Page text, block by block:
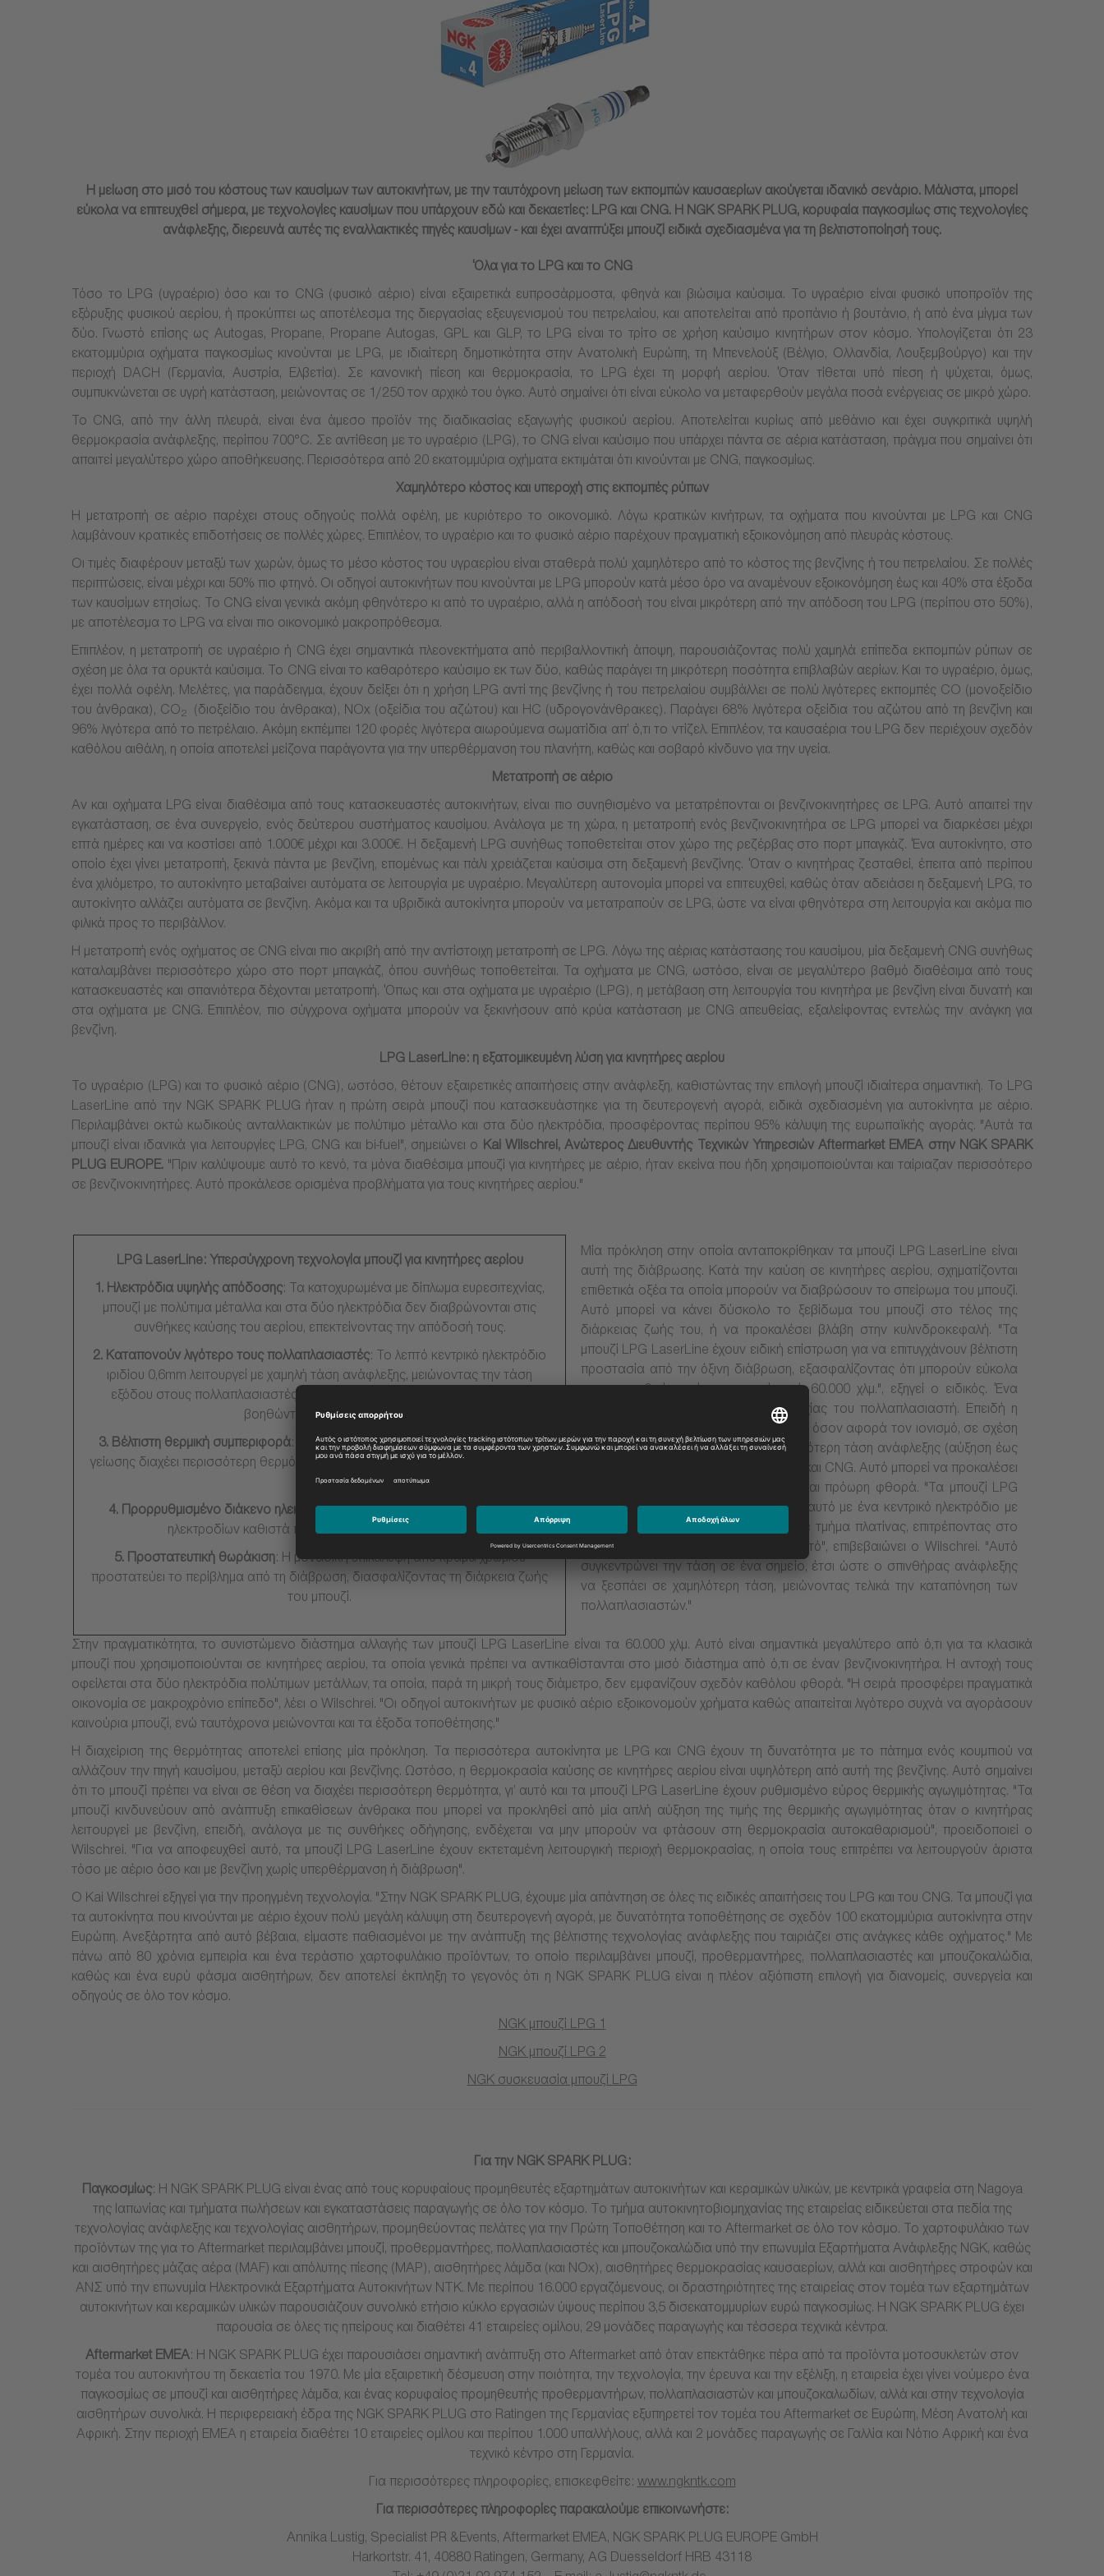
Η μείωση στο μισό του κόστους των καυσίμων των αυτοκινήτων, με την ταυτόχρονη μείωση των εκπομπών καυσαερίων ακούγεται ιδανικό σενάριο. Μάλιστα, μπορεί
εύκολα να επιτευχθεί σήμερα, με τεχνολογίες καυσίμων που υπάρχουν εδώ και δεκαετίες: LPG και CNG. H NGK SPARK PLUG, κορυφαία παγκοσμίως στις τεχνολογίες
ανάφλεξης, διερευνά αυτές τις εναλλακτικές πηγές καυσίμων - και έχει αναπτύξει μπουζί ειδικά σχεδιασμένα για τη βελτιστοποίησή τους.
Όλα για το LPG και το CNG
Τόσο το LPG (υγραέριο) όσο και το CNG (φυσικό αέριο) είναι εξαιρετικά ευπροσάρμοστα, φθηνά και βιώσιμα καύσιμα. Το υγραέριο είναι φυσικό υποπροϊόν της
εξόρυξης φυσικού αερίου, ή προκύπτει ως αποτέλεσμα της διεργασίας εξευγενισμού του πετρελαίου, και αποτελείται από προπάνιο ή βουτάνιο, ή από ένα μίγμα των
δύο. Γνωστό επίσης ως Autogas, Propane, Propane Autogas, GPL και GLP, το LPG είναι το τρίτο σε χρήση καύσιμο κινητήρων στον κόσμο. Υπολογίζεται ότι 23
εκατομμύρια οχήματα παγκοσμίως κινούνται με LPG, με ιδιαίτερη δημοτικότητα στην Ανατολική Ευρώπη, τη Μπενελούξ (Βέλγιο, Ολλανδία, Λουξεμβούργο) και την
περιοχή DACH (Γερμανία, Αυστρία, Ελβετία). Σε κανονική πίεση και θερμοκρασία, το LPG έχει τη μορφή αερίου. Όταν τίθεται υπό πίεση ή ψύχεται, όμως,
συμπυκνώνεται σε υγρή κατάσταση, μειώνοντας σε 1/250 τον αρχικό του όγκο. Αυτό σημαίνει ότι είναι εύκολο να μεταφερθούν μεγάλα ποσά ενέργειας σε μικρό χώρο.
Το CNG, από την άλλη πλευρά, είναι ένα άμεσο προϊόν της διαδικασίας εξαγωγής φυσικού αερίου. Αποτελείται κυρίως από μεθάνιο και έχει συγκριτικά υψηλή
θερμοκρασία ανάφλεξης, περίπου 700°C. Σε αντίθεση με το υγραέριο (LPG), το CNG είναι καύσιμο που υπάρχει πάντα σε αέρια κατάσταση, πράγμα που σημαίνει ότι
απαιτεί μεγαλύτερο χώρο αποθήκευσης. Περισσότερα από 20 εκατομμύρια οχήματα εκτιμάται ότι κινούνται με CNG, παγκοσμίως.
Χαμηλότερο κόστος και υπεροχή στις εκπομπές ρύπων
Η μετατροπή σε αέριο παρέχει στους οδηγούς πολλά οφέλη, με κυριότερο το οικονομικό. Λόγω κρατικών κινήτρων, τα οχήματα που κινούνται με LPG και CNG
λαμβάνουν κρατικές επιδοτήσεις σε πολλές χώρες. Επιπλέον, το υγραέριο και το φυσικό αέριο παρέχουν πραγματική εξοικονόμηση από πλευράς κόστους.
Οι τιμές διαφέρουν μεταξύ των χωρών, όμως το μέσο κόστος του υγραερίου είναι σταθερά πολύ χαμηλότερο από το κόστος της βενζίνης ή του πετρελαίου. Σε πολλές
περιπτώσεις, είναι μέχρι και 50% πιο φτηνό. Οι οδηγοί αυτοκινήτων που κινούνται με LPG μπορούν κατά μέσο όρο να αναμένουν εξοικονόμηση έως και 40% στα έξοδα
των καυσίμων ετησίως. Το CNG είναι γενικά ακόμη φθηνότερο κι από το υγραέριο, αλλά η απόδοσή του είναι μικρότερη από την απόδοση του LPG (περίπου στο 50%),
με αποτέλεσμα το LPG να είναι πιο οικονομικό μακροπρόθεσμα.
Επιπλέον, η μετατροπή σε υγραέριο ή CNG έχει σημαντικά πλεονεκτήματα από περιβαλλοντική άποψη, παρουσιάζοντας πολύ χαμηλά επίπεδα εκπομπών ρύπων σε
σχέση με όλα τα ορυκτά καύσιμα. Το CNG είναι το καθαρότερο καύσιμο εκ των δύο, καθώς παράγει τη μικρότερη ποσότητα επιβλαβών αερίων. Και το υγραέριο, όμως,
έχει πολλά οφέλη. Μελέτες, για παράδειγμα, έχουν δείξει ότι η χρήση LPG αντί της βενζίνης ή του πετρελαίου συμβάλλει σε πολύ λιγότερες εκπομπές CO (μονοξείδιο
του άνθρακα), CO2
(διοξείδιο του άνθρακα), NOx (οξείδια του αζώτου) και HC (υδρογονάνθρακες). Παράγει 68% λιγότερα οξείδια του αζώτου από τη βενζίνη και
96% λιγότερα από το πετρέλαιο. Ακόμη εκπέμπει 120 φορές λιγότερα αιωρούμενα σωματίδια απ’ ό,τι το ντίζελ. Επιπλέον, τα καυσαέρια του LPG δεν περιέχουν σχεδόν
καθόλου αιθάλη, η οποία αποτελεί μείζονα παράγοντα για την υπερθέρμανση του πλανήτη, καθώς και σοβαρό κίνδυνο για την υγεία.
Μετατροπή σε αέριο
Αν και οχήματα LPG είναι διαθέσιμα από τους κατασκευαστές αυτοκινήτων, είναι πιο συνηθισμένο να μετατρέπονται οι βενζινοκινητήρες σε LPG. Αυτό απαιτεί την
εγκατάσταση, σε ένα συνεργείο, ενός δεύτερου συστήματος καυσίμου. Ανάλογα με τη χώρα, η μετατροπή ενός βενζινοκινητήρα σε LPG μπορεί να διαρκέσει μέχρι
επτά ημέρες και να κοστίσει από 1.000€ μέχρι και 3.000€. Η δεξαμενή LPG συνήθως τοποθετείται στον χώρο της ρεζέρβας στο πορτ μπαγκάζ. Ένα αυτοκίνητο, στο
οποίο έχει γίνει μετατροπή, ξεκινά πάντα με βενζίνη, επομένως και πάλι χρειάζεται καύσιμα στη δεξαμενή βενζίνης. Όταν ο κινητήρας ζεσταθεί, έπειτα από περίπου
ένα χιλιόμετρο, το αυτοκίνητο μεταβαίνει αυτόματα σε λειτουργία με υγραέριο. Μεγαλύτερη αυτονομία μπορεί να επιτευχθεί, καθώς όταν αδειάσει η δεξαμενή LPG, το
αυτοκίνητο αλλάζει αυτόματα σε βενζίνη. Ακόμα και τα υβριδικά αυτοκίνητα μπορούν να μετατραπούν σε LPG, ώστε να είναι φθηνότερα στη λειτουργία και ακόμα πιο
φιλικά προς το περιβάλλον.
Η μετατροπή ενός οχήματος σε CNG είναι πιο ακριβή από την αντίστοιχη μετατροπή σε LPG. Λόγω της αέριας κατάστασης του καυσίμου, μία δεξαμενή CNG συνήθως
καταλαμβάνει περισσότερο χώρο στο πορτ μπαγκάζ, όπου συνήθως τοποθετείται. Τα οχήματα με CNG, ωστόσο, είναι σε μεγαλύτερο βαθμό διαθέσιμα από τους
κατασκευαστές και σπανιότερα δέχονται μετατροπή. Όπως και στα οχήματα με υγραέριο (LPG), η μετάβαση στη λειτουργία του κινητήρα με βενζίνη είναι δυνατή και
στα οχήματα με CNG. Επιπλέον, πιο σύγχρονα οχήματα μπορούν να ξεκινήσουν από κρύα κατάσταση με CNG απευθείας, εξαλείφοντας εντελώς την ανάγκη για
βενζίνη.
LPG LaserLine: η εξατομικευμένη λύση για κινητήρες αερίου
Το υγραέριο (LPG) και το φυσικό αέριο (CNG), ωστόσο, θέτουν εξαιρετικές απαιτήσεις στην ανάφλεξη, καθιστώντας την επιλογή μπουζί ιδιαίτερα σημαντική. Το LPG
LaserLine από την NGK SPARK PLUG ήταν η πρώτη σειρά μπουζί που κατασκευάστηκε για τη δευτερογενή αγορά, ειδικά σχεδιασμένη για αυτοκίνητα με αέριο.
Περιλαμβάνει οκτώ κωδικούς ανταλλακτικών με πολύτιμο μέταλλο και στα δύο ηλεκτρόδια, προσφέροντας περίπου 95% κάλυψη της ευρωπαϊκής αγοράς. "Αυτά τα
μπουζί είναι ιδανικά για λειτουργίες LPG, CNG και bi-fuel", σημειώνει ο Kai Wilschrei, Ανώτερος Διευθυντής Τεχνικών Υπηρεσιών Aftermarket EMEA στην NGK SPARK
PLUG EUROPE."Πριν καλύψουμε αυτό το κενό, τα μόνα διαθέσιμα μπουζί για κινητήρες με αέριο, ήταν εκείνα που ήδη χρησιμοποιούνται και ταίριαζαν περισσότερο
σε βενζινοκινητήρες. Αυτό προκάλεσε ορισμένα προβλήματα για τους κινητήρες αερίου."
LPG LaserLine: Υπερσύγχρονη τεχνολογία μπουζί για κινητήρες αερίου
1. Ηλεκτρόδια υψηλής απόδοσης: Τα κατοχυρωμένα με δίπλωμα ευρεσιτεχνίας,
μπουζί με πολύτιμα μέταλλα και στα δύο ηλεκτρόδια δεν διαβρώνονται στις
συνθήκες καύσης του αερίου, επεκτείνοντας την απόδοσή τους.
2. Καταπονούν λιγότερο τους πολλαπλασιαστές: Το λεπτό κεντρικό ηλεκτρόδιο
ιριδίου 0,6mm λειτουργεί με χαμηλή τάση ανάφλεξης, μειώνοντας την τάση
εξόδου στους πολλαπλασιαστές. Η φλόγα εξαπλώνεται επίσης ταχύτερα,
βοηθώντας την ανάφλεξη.
3. Βέλτιστη θερμική συμπεριφορά: Ο χάλκινος πυρήνας μέσα στο ηλεκτρόδιο
γείωσης διαχέει περισσότερη θερμότητα, ρυθμίζοντας τις υψηλές θερμοκρασίες
καύσης.
4.Προρρυθμισμένο διάκενο ηλεκτροδίων
: Το διάκενο 0,8 mm μεταξύ των
ηλεκτροδίων καθιστά περιττή τη χειροκίνητη ρύθμιση.
5.Προστατευτική θωράκιση: Η μοναδική επικάλυψη από κράμα χρωμίου
προστατεύει το περίβλημα από τη διάβρωση, διασφαλίζοντας τη διάρκεια ζωής
του μπουζί.
Μία πρόκληση στην οποία ανταποκρίθηκαν τα μπουζί LPG LaserLine είναι
αυτή της διάβρωσης. Κατά την καύση σε κινητήρες αερίου, σχηματίζονται
επιθετικά οξέα τα οποία μπορούν να διαβρώσουν το σπείρωμα του μπουζί.
Αυτό μπορεί να κάνει δύσκολο το ξεβίδωμα του μπουζί στο τέλος της
διάρκειας ζωής του, ή να προκαλέσει βλάβη στην κυλινδροκεφαλή. "Τα
μπουζί LPG LaserLine έχουν ειδική επίστρωση για να επιτυγχάνουν βέλτιστη
προστασία από την όξινη διάβρωση, εξασφαλίζοντας ότι μπορούν εύκολα
να αφαιρεθούν ακόμα και μετά από 60.000 χλμ.", εξηγεί ο ειδικός. Ένα
ακόμη ζήτημα ήταν ο κίνδυνος αστοχίας του πολλαπλασιαστή. Επειδή η
καύση του αερίου εμφανίζει δυσκολίες, όσον αφορά τον ιονισμό, σε σχέση
με την καύση βενζίνης, απαιτείται υψηλότερη τάση ανάφλεξης (αύξηση έως
και 7000 βολτ) για τους κινητήρες LPG και CNG. Αυτό μπορεί να προκαλέσει
βλάβη στον πολλαπλασιαστή, καθώς και πρόωρη φθορά. "Τα μπουζί LPG
LaserLine αντισταθμίζουν το γεγονός αυτό με ένα κεντρικό ηλεκτρόδιο με
άκρο ιριδίου και ηλεκτρόδιο γείωσης με τμήμα πλατίνας, επιτρέποντας στο
κεντρικό ηλεκτρόδιο να είναι πολύ λεπτό", επιβεβαιώνει ο Wilschrei. "Αυτό
συγκεντρώνει την τάση σε ένα σημείο, έτσι ώστε ο σπινθήρας ανάφλεξης
να ξεσπάει σε χαμηλότερη τάση, μειώνοντας τελικά την καταπόνηση των
πολλαπλασιαστών."
Στην πραγματικότητα, το συνιστώμενο διάστημα αλλαγής των μπουζί LPG LaserLine είναι τα 60.000 χλμ. Αυτό είναι σημαντικά μεγαλύτερο από ό,τι για τα κλασικά
μπουζί που χρησιμοποιούνται σε κινητήρες αερίου, τα οποία γενικά πρέπει να αντικαθίστανται στο μισό διάστημα από ό,τι σε έναν βενζινοκινητήρα. Η αντοχή τους
οφείλεται στα δύο ηλεκτρόδια πολύτιμων μετάλλων, τα οποία, παρά τη μικρή τους διάμετρο, δεν εμφανίζουν σχεδόν καθόλου φθορά. "Η σειρά προσφέρει πραγματικά
οικονομία σε μακροχρόνιο επίπεδο", λέει ο Wilschrei. "Οι οδηγοί αυτοκινήτων με φυσικό αέριο εξοικονομούν χρήματα καθώς απαιτείται λιγότερο συχνά να αγοράσουν
καινούρια μπουζί, ενώ ταυτόχρονα μειώνονται και τα έξοδα τοποθέτησης."
Η διαχείριση της θερμότητας αποτελεί επίσης μία πρόκληση. Τα περισσότερα αυτοκίνητα με LPG και CNG έχουν τη δυνατότητα με το πάτημα ενός κουμπιού να
αλλάζουν την πηγή καυσίμου, μεταξύ αερίου και βενζίνης. Ωστόσο, η θερμοκρασία καύσης σε κινητήρες αερίου είναι υψηλότερη από αυτή της βενζίνης. Αυτό σημαίνει
ότι το μπουζί πρέπει να είναι σε θέση να διαχέει περισσότερη θερμότητα, γι’ αυτό και τα μπουζί LPG LaserLine έχουν ρυθμισμένο εύρος θερμικής αγωγιμότητας. "Τα
μπουζί κινδυνεύουν από ανάπτυξη επικαθίσεων άνθρακα που μπορεί να προκληθεί από μία απλή αύξηση της τιμής της θερμικής αγωγιμότητας όταν ο κινητήρας
λειτουργεί με βενζίνη, επειδή, ανάλογα με τις συνθήκες οδήγησης, ενδέχεται να μην μπορούν να φτάσουν στη θερμοκρασία αυτοκαθαρισμού", προειδοποιεί ο
Wilschrei. "Για να αποφευχθεί αυτό, τα μπουζί LPG LaserLine έχουν εκτεταμένη λειτουργική περιοχή θερμοκρασίας, η οποία τους επιτρέπει να λειτουργούν άριστα
τόσο με αέριο όσο και με βενζίνη χωρίς υπερθέρμανση ή διάβρωση".
Ο Kai Wilschrei εξηγεί για την προηγμένη τεχνολογία. "Στην NGK SPARK PLUG, έχουμε μία απάντηση σε όλες τις ειδικές απαιτήσεις του LPG και του CNG. Τα μπουζί για
τα αυτοκίνητα που κινούνται με αέριο έχουν πολύ μεγάλη κάλυψη στη δευτερογενή αγορά, με δυνατότητα τοποθέτησης σε σχεδόν 100 εκατομμύρια αυτοκίνητα στην
Ευρώπη. Ανεξάρτητα από αυτό βέβαια, είμαστε παθιασμένοι με την ανάπτυξη της βέλτιστης τεχνολογίας ανάφλεξης που ταιριάζει στις ανάγκες κάθε οχήματος." Με
πάνω από 80 χρόνια εμπειρία και ένα τεράστιο χαρτοφυλάκιο προϊόντων, το οποίο περιλαμβάνει μπουζί, προθερμαντήρες, πολλαπλασιαστές και μπουζοκαλώδια,
καθώς και ένα ευρύ φάσμα αισθητήρων, δεν αποτελεί έκπληξη το γεγονός ότι η NGK SPARK PLUG είναι η πλέον αξιόπιστη επιλογή για διανομείς, συνεργεία και
οδηγούς σε όλο τον κόσμο.
NGK μπουζί LPG 1
NGK μπουζί LPG 2
NGK συσκευασία μπουζί LPG
Για την NGK SPARK PLUG:
Παγκοσμίως: Η NGK SPARK PLUG είναι ένας από τους κορυφαίους προμηθευτές εξαρτημάτων αυτοκινήτων και κεραμικών υλικών, με κεντρικά γραφεία στη Nagoya
της Ιαπωνίας και τμήματα πωλήσεων και εγκαταστάσεις παραγωγής σε όλο τον κόσμο. To τμήμα αυτοκινητοβιομηχανίας της εταιρείας ειδικεύεται στα πεδία της
τεχνολογίας ανάφλεξης και τεχνολογίας αισθητήρων, προμηθεύοντας πελάτες για την Πρώτη Τοποθέτηση και το Aftermarket σε όλο τον κόσμο. Το χαρτοφυλάκιο των
προϊόντων της για το Aftermarket περιλαμβάνει μπουζί, προθερμαντήρες, πολλαπλασιαστές και μπουζοκαλώδια υπό την επωνυμία Εξαρτήματα Ανάφλεξης NGK, καθώς
και αισθητήρες μάζας αέρα (MAF) και απόλυτης πίεσης (MAP), αισθητήρες λάμδα (και ΝΟx), αισθητήρες θερμοκρασίας καυσαερίων, αλλά και αισθητήρες στροφών και
ΑΝΣ υπό την επωνυμία Ηλεκτρονικά Εξαρτήματα Αυτοκινήτων NTK. Με περίπου 16.000 εργαζόμενους, οι δραστηριότητες της εταιρείας στον τομέα των εξαρτημάτων
αυτοκινήτων και κεραμικών υλικών παρουσιάζουν συνολικό ετήσιο κύκλο εργασιών ύψους περίπου 3,5 δισεκατομμυρίων ευρώ παγκοσμίως. Η NGK SPARK PLUG έχει
παρουσία σε όλες τις ηπείρους και διαθέτει 41 εταιρείες ομίλου, 29 μονάδες παραγωγής και τέσσερα τεχνικά κέντρα.
Aftermarket EMEA: Η NGK SPARK PLUG έχει παρουσιάσει σημαντική ανάπτυξη στο Aftermarket από όταν επεκτάθηκε πέρα από τα προϊόντα μοτοσυκλετών στον
τομέα του αυτοκινήτου τη δεκαετία του 1970. Με μία εξαιρετική δέσμευση στην ποιότητα, την τεχνολογία, την έρευνα και την εξέλιξη, η εταιρεία έχει γίνει νούμερο ένα
παγκοσμίως σε μπουζί και αισθητήρες λάμδα, και ένας κορυφαίος προμηθευτής προθερμαντήρων, πολλαπλασιαστών και μπουζοκαλωδίων, αλλά και στην τεχνολογία
αισθητήρων συνολικά. Η περιφερειακή έδρα της NGK SPARK PLUG στο Ratingen της Γερμανίας εξυπηρετεί τον τομέα του Aftermarket σε Ευρώπη, Μέση Ανατολή και
Αφρική. Στην περιοχή ΕΜΕΑ η εταιρεία διαθέτει 10 εταιρείες ομίλου και περίπου 1.000 υπαλλήλους, αλλά και 2 μονάδες παραγωγής σε Γαλλία και Νότιο Αφρική και ένα
τεχνικό κέντρο στη Γερμανία.
Για περισσότερες πληροφορίες, επισκεφθείτε:www.ngkntk.com
Για περισσότερες πληροφορίες παρακαλούμε επικοινωνήστε:
Annika Lustig, Specialist PR &Events, Aftermarket EMEA, NGK SPARK PLUG EUROPE GmbH
Harkortstr. 41, 40880 Ratingen, Germany, AG Duesseldorf HRB 43118